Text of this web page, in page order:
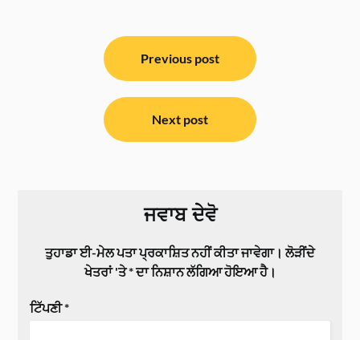
Previous post
Next post
ਜਵਾਬ ਦੇਵੋ
ਤੁਹਾਡਾ ਈ-ਮੇਲ ਪਤਾ ਪ੍ਰਕਾਸ਼ਿਤ ਨਹੀਂ ਕੀਤਾ ਜਾਵੇਗਾ। ਲੋੜੀਂਦੇ
ਖੇਤਰਾਂ 'ਤੇ*ਦਾ ਨਿਸ਼ਾਨ ਲੱਗਿਆ ਹੋਇਆ ਹੈ।
ਟਿੱਪਣੀ*